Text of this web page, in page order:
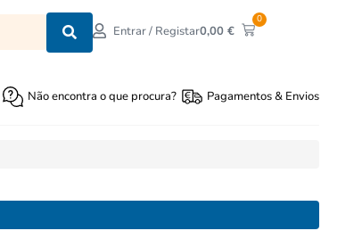
Entrar / Registar0,00€
0
Não encontra o que procura? Pagamentos & Envios